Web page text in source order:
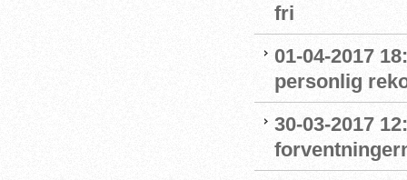
fri
01-04-2017
personlig
30-03-2017